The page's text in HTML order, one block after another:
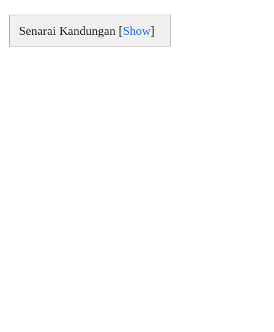
Senarai Kandungan [Show]